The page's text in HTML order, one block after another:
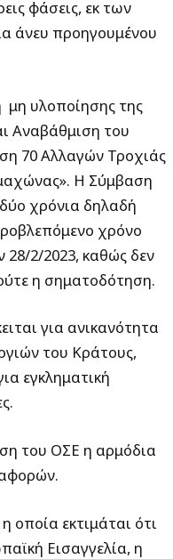
φάσεις, εκ των
άνευ προηγουμένου
μη υλοποίησης της
Αναβάθμιση του
70 Αλλαγών Τροχιάς
Η Σύμβαση
χρόνια δηλαδή
χρόνο
28/2/2023, καθώς δεν
η σηματοδότηση.
για ανικανότητα
του Κράτους,
εγκληματική
του ΟΣΕ η αρμόδια
εκτιμάται ότι
Εισαγγελία, η